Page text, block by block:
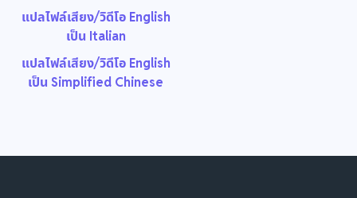
แปลไฟล์เสียง/วิดีโอ English
เป็น Italian
แปลไฟล์เสียง/วิดีโอ English
เป็น Simplified Chinese